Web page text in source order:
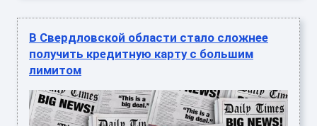
В Свердловской области стало сложнее
получить кредитную карту с большим
лимитом